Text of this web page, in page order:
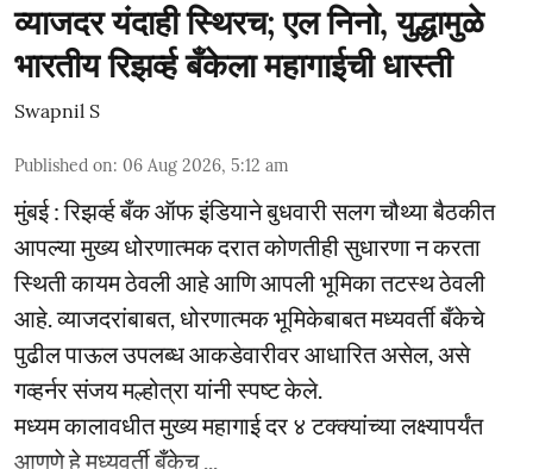
व्याजदर यंदाही स्थिरच; एल निनो, युद्धामुळे
भारतीय रिझर्व्ह बँकेला महागाईची धास्ती
Swapnil S
Published on: 06 Aug 2026, 5:12 am
मुंबई : रिझर्व्ह बँक ऑफ इंडियाने बुधवारी सलग चौथ्या बैठकीत
आपल्या मुख्य धोरणात्मक दरात कोणतीही सुधारणा न करता
स्थिती कायम ठेवली आहे आणि आपली भूमिका तटस्थ ठेवली
आहे. व्याजदरांबाबत, धोरणात्मक भूमिकेबाबत मध्यवर्ती बँकेचे
पुढील पाऊल उपलब्ध आकडेवारीवर आधारित असेल, असे
गव्हर्नर संजय मल्होत्रा यांनी स्पष्ट केले.
मध्यम कालावधीत मुख्य महागाई दर ४ टक्क्यांच्या लक्ष्यापर्यंत
आणणे हे मध्यवर्ती बँकेच ...